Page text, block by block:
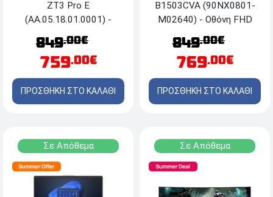
ZT3 Pro E
(AA.05.18.01.0001) -
25km/h - Black
849.00€
759.00€
ΠΡΟΣΘΗΚΗ ΣΤΟ ΚΑΛΑΘΙ
B1503CVA (90NX0801-
M02640) - Οθόνη FHD
15.6'' - Intel® Core™ i7
1335U - 16GB RAM -
512GB SSD NVMe™ M.2 -
Windows 11 Pro
849.00€
769.00€
ΠΡΟΣΘΗΚΗ ΣΤΟ ΚΑΛΑΘΙ
Σε Απόθεμα Σε Απόθεμα